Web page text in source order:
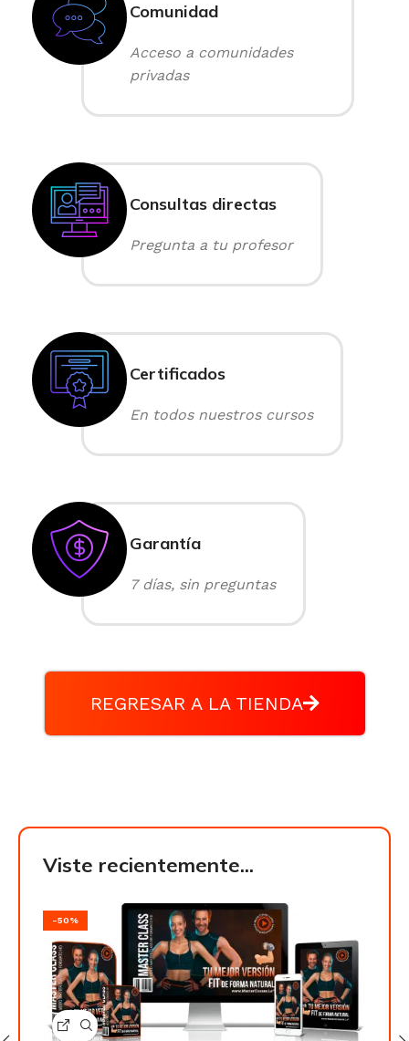
Comunidad
Acceso a comunidades
privadas
Consultas directas
Pregunta a tu profesor
Certificados
En todos nuestros cursos
Garantía
7 días, sin preguntas
REGRESAR A LA TIENDA
Viste recientemente...
-50%